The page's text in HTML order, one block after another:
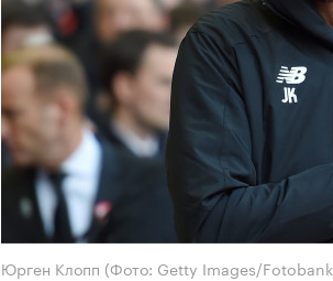
Юрген Клопп (Фото: Getty Images/